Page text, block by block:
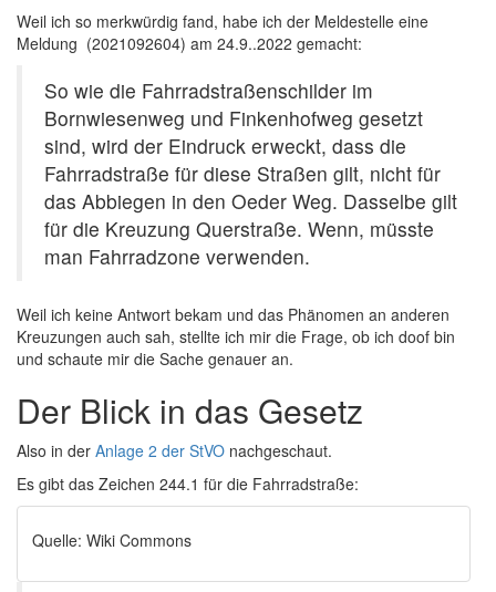
Weil ich so merkwürdig fand, habe ich der Meldestelle eine
Meldung (2021092604) am 24.9..2022 gemacht:
So wie die Fahrradstraßenschilder im
Bornwiesenweg und Finkenhofweg gesetzt
sind, wird der Eindruck erweckt, dass die
Fahrradstraße für diese Straßen gilt, nicht für
das Abbiegen in den Oeder Weg. Dasselbe gilt
für die Kreuzung Querstraße. Wenn, müsste
man Fahrradzone verwenden.
Weil ich keine Antwort bekam und das Phänomen an anderen
Kreuzungen auch sah, stellte ich mir die Frage, ob ich doof bin
und schaute mir die Sache genauer an.
Der Blick in das Gesetz
Also in der Anlage 2 der StVO nachgeschaut.
Es gibt das Zeichen 244.1 für die Fahrradstraße:
Quelle: Wiki Commons